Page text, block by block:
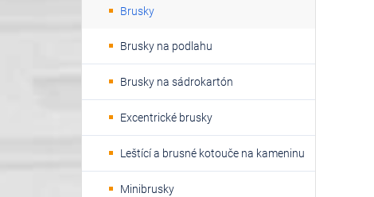
Brusky
Brusky na podlahu
Brusky na sádrokartón
Excentrické brusky
Leštící a brusné kotouče na kameninu
Minibrusky